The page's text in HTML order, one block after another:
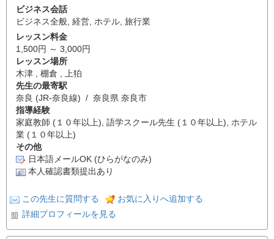
ビジネス会話
ビジネス全般, 経営, ホテル, 旅行業
レッスン料金
1,500円 ～ 3,000円
レッスン場所
木津 , 棚倉 , 上狛
先生の最寄駅
奈良 (JR-奈良線) / 奈良県 奈良市
指導経験
家庭教師 (１０年以上), 語学スクール先生 (１０年以上), ホテル
業 (１０年以上)
その他
日本語メールOK (ひらがなのみ)
本人確認書類提出あり
この先生に質問する
お気に入りへ追加する
詳細プロフィールを見る